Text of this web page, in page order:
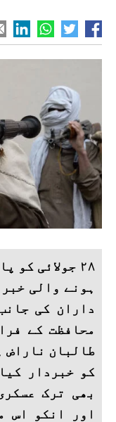
۲۸ جولائی
ہونے والی
داران کی
محافظت کے
طالبان ناراض
کو خبردار
بھی ترک
اور انکو اس